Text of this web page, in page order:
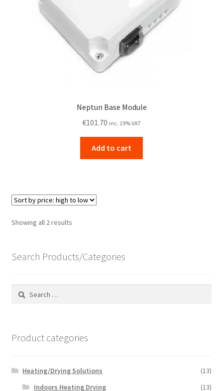
Neptun Base Module
€101.70 inc. 19% VAT
Add to cart
Showing all 2 resultsSorted
high
Search Products/Categories
Search
Product categories
Heating/Drying Solutions
(13)
Indoors Heating Drying
(13)